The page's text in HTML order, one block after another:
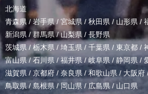
北海道
青森県 / 岩手県/ 宮城県 / 秋田県 / 山形県/
新潟県 /群馬県/山梨県 / 長野県
茨城県 / 栃木県 / 埼玉県 / 千葉県 / 東京都 /
富山県 /石川県/福井県/岐阜県 / 静岡県 /
滋賀県 / 京都府 / 奈良県 / 和歌山県/ 大阪府
鳥取県/ 島根県 /岡山県/ 広島県 / 山口県